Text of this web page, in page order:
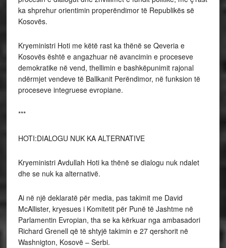
ka shprehur orientimin properëndimor të Republikës së
Kosovës.
Kryeministri Hoti me këtë rast ka thënë se Qeveria e
Kosovës është e angazhuar në avancimin e proceseve
demokratike në vend, thellimin e bashkëpunimit rajonal
ndërmjet vendeve të Ballkanit Perëndimor, në funksion të
proceseve integruese evropiane.
***
HOTI:DIALOGU NUK KA ALTERNATIVE
Kryeministri Avdullah Hoti ka thënë se dialogu nuk ndalet
dhe se nuk ka alternativë.
Ai në një deklaratë për media, pas takimit me David
McAllister, kryesues i Komitetit për Punë të Jashtme në
Parlamentin Evropian, tha se ka kërkuar nga ambasadori
Richard Grenell që të shtyjë takimin e 27 qershorit në
Washnigton, Kosovë – Serbi.